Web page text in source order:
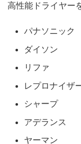
高性能ドライヤー
パナソニック
ダイソン
リファ
レプロナイザ
シャープ
アデランス
ヤーマン